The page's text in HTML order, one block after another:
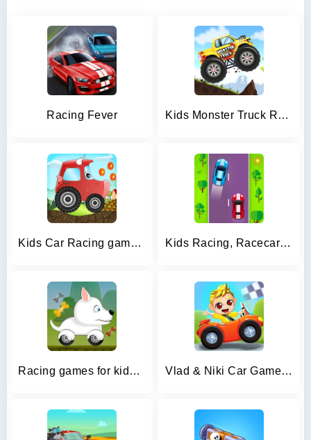
Racing Fever Kids Monster Truck Racing Game
Kids Car Racing game – Beepzz Kids Racing, Racecar Boy Girl
Racing games for kids - Dogs Vlad & Niki Car Games for Kids